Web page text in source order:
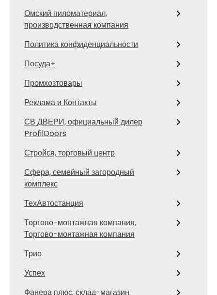
Омский пиломатериал,
производственная компания
Политика конфиденциальности
Посуда+
Промхозтовары
Реклама и Контакты
СВ ДВЕРИ, официальный дилер
ProfilDoors
Стройся, торговый центр
Сфера, семейный загородный
комплекс
ТехАвтостанция
Торгово-монтажная компания,
Торгово-монтажная компания
Трио
Успех
Фанера плюс, склад-магазин